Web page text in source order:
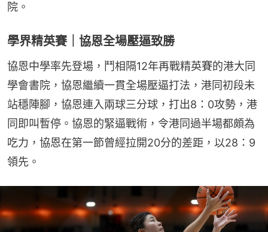
院。
學界精英賽｜協恩全場壓逼致勝
協恩中學率先登場，鬥相隔12年再戰精英賽的港大同
學會書院，協恩繼續一貫全場壓逼打法，港同初段未
站穩陣腳，協恩連入兩球三分球，打出8：0攻勢，港
同即叫暫停。協恩的緊逼戰術，令港同過半場都頗為
吃力，協恩在第一節曾經拉開20分的差距，以28：9
領先。